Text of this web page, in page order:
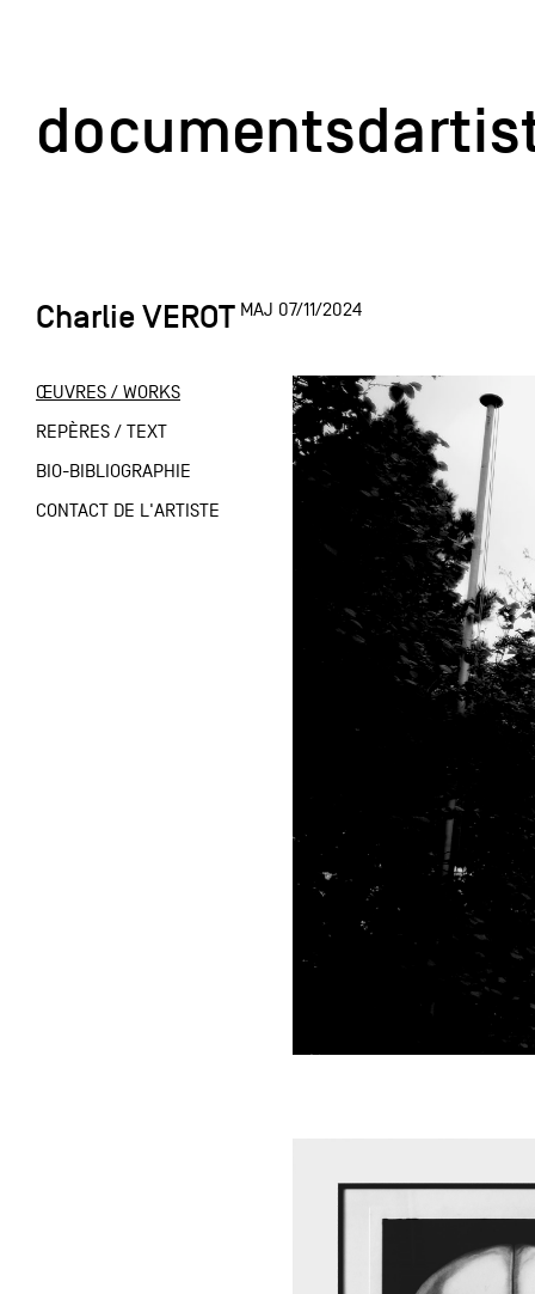
Mission
Équipe
Partenaires
Documentation
Visites d'ateliers
Production vidéo
Événements
Charlie VEROT MAJ 07/11/2024
ŒUVRES / WORKS
REPÈRES / TEXT
BIO-BIBLIOGRAPHIE
CONTACT DE L'ARTISTE